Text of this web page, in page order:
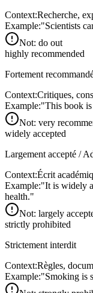
Context:Recherche,
Example:"Scientists
Not: do out
highly recommended
Fortement
Context:Critiques,
Example:"This book
Not: very
widely accepted
Largement accepté /
Context:Écrit
Example:"It is widely
health."
Not: largely
strictly prohibited
Strictement interdit
Context:Règles,
Example:"Smoking is